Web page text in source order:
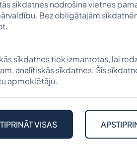
ir bijis svarīgs atbalsts
372 ziedotājiem no Latvijas,
Horvātijas un
izmaksāt 2 miljonus
pamudinājumu jauniešiem
sīkdatnes nodrošina vietnes
Bez obligātajām
sīkdatnes tiek izmantotas, lai
analītiskās sīkdatnes. Šīs
apmeklētāju.
VISAS